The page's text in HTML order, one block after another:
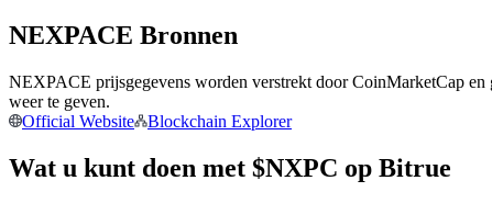
Kopiëren Handel
NEXPACE Bronnen
NEXPACE prijsgegevens worden verstrekt door CoinMarketCap
weer te geven.
Official Website
Blockchain Explorer
Wat u kunt doen met $NXPC op Bitrue